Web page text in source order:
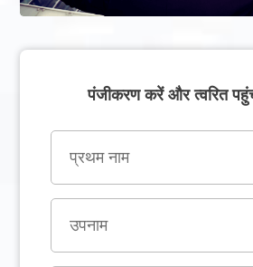
पंजीकरण करें और त्वरित